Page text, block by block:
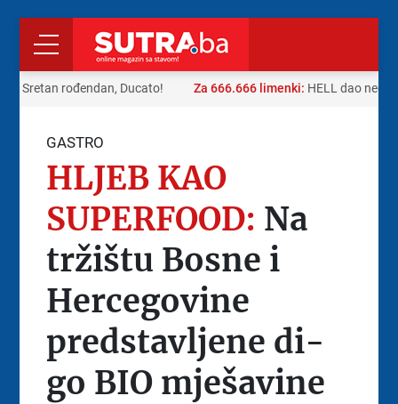
Sretan rođendan, Ducato! Za 666.666 limenki:HELL dao
GASTRO
HLJEB KAO
SUPERFOOD: Na
tržištu Bosne i
Hercegovine
predstavljene di-
go BIO mješavine